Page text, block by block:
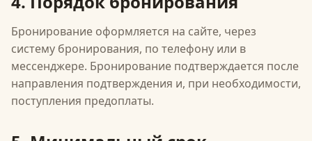
Бронирование оформляется на сайте, через
систему бронирования, по телефону или в
мессенджере. Бронирование подтверждается после
направления подтверждения и, при необходимости,
поступления предоплаты.